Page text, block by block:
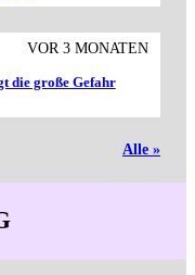
VOR 3 MONATEN
die große Gefahr
Alle »